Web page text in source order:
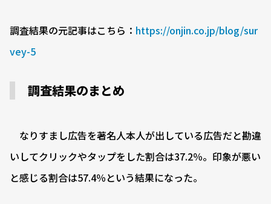
調査結果の元記事はこちら： https://onjin.co.jp/blog/sur
vey-5
調査結果のまとめ
なりすまし広告を著名人本人が出している広告だと勘違
いしてクリックやタップをした割合は37.2％。印象が悪い
と感じる割合は57.4％という結果になった。